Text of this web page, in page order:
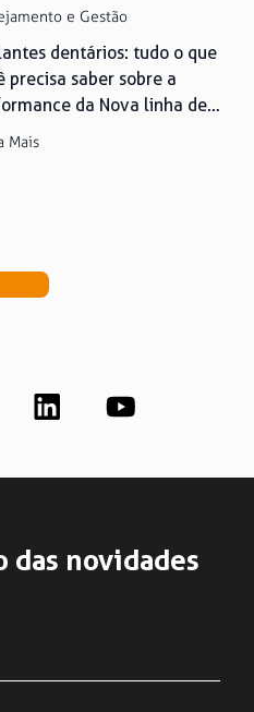
e Gestão
dentários: tudo o que
precisa saber sobre a
da Nova linha de
Lite da S.I.N.
Mais
novidades